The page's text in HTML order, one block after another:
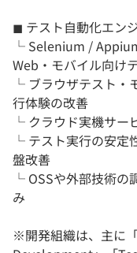
◼︎ テスト自動化エン
└ Selenium /
Web・モバイル向け
└ ブラウザテスト・
行体験の改善
└ クラウド実機サー
└ テスト実行の安定
盤改善
└ OSSや外部技術の
み
※開発組織は、主に